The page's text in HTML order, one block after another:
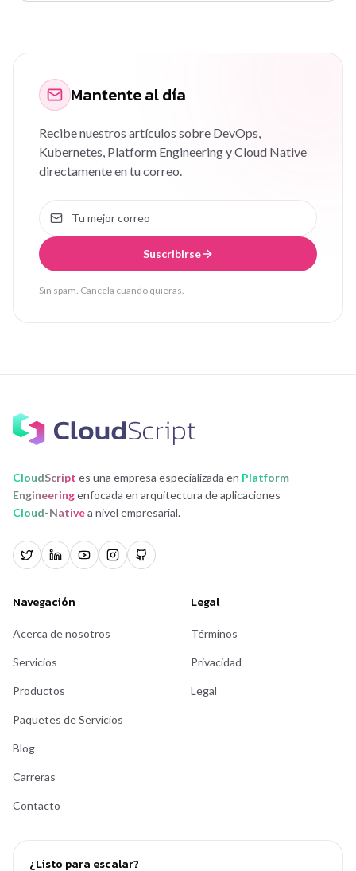
Mantente al día
Recibe nuestros artículos sobre DevOps,
Kubernetes, Platform Engineering y Cloud Native
directamente en tu correo.
Suscribirse
Sin spam. Cancela cuando quieras.
CloudScript es una empresa especializada en Platform
Engineeringenfocada en arquitectura de aplicaciones
Cloud-Nativea nivel empresarial.
Navegación
Acerca de nosotros
Servicios
Productos
Paquetes de Servicios
Blog
Carreras
Contacto
Legal
Términos
Privacidad
Legal
¿Listo para escalar?